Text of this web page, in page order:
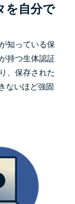
を自分で
知っている保
持つ生体認証
、保存された
ないほど強固